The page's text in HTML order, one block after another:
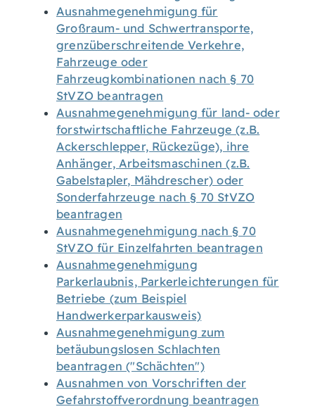
Ausnahmegenehmigung für
Großraum- und Schwertransporte,
grenzüberschreitende Verkehre,
Fahrzeuge oder
Fahrzeugkombinationen nach § 70
StVZO beantragen
Ausnahmegenehmigung für land- oder
forstwirtschaftliche Fahrzeuge (z.B.
Ackerschlepper, Rückezüge), ihre
Anhänger, Arbeitsmaschinen (z.B.
Gabelstapler, Mähdrescher) oder
Sonderfahrzeuge nach § 70 StVZO
beantragen
Ausnahmegenehmigung nach § 70
StVZO für Einzelfahrten beantragen
Ausnahmegenehmigung
Parkerlaubnis, Parkerleichterungen für
Betriebe (zum Beispiel
Handwerkerparkausweis)
Ausnahmegenehmigung zum
betäubungslosen Schlachten
beantragen ("Schächten")
Ausnahmen von Vorschriften der
Gefahrstoffverordnung beantragen